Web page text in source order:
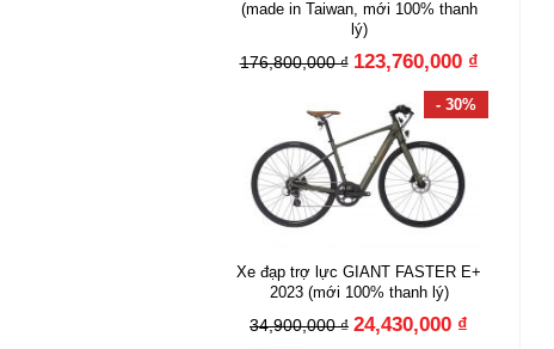
(made in Taiwan, mới 100% thanh
lý)
176,800,000 ₫ 123,760,000 ₫
- 30%
Xe đạp trợ lực GIANT FASTER E+
2023 (mới 100% thanh lý)
34,900,000 ₫ 24,430,000 ₫